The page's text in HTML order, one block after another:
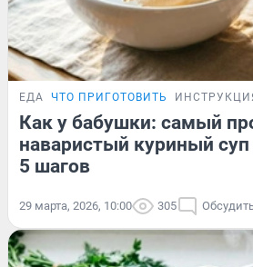
ЕДА ЧТО ПРИГОТОВИТЬ
Как у бабушки: самый
наваристый куриный
5 шагов
29 марта, 2026, 10:00 305